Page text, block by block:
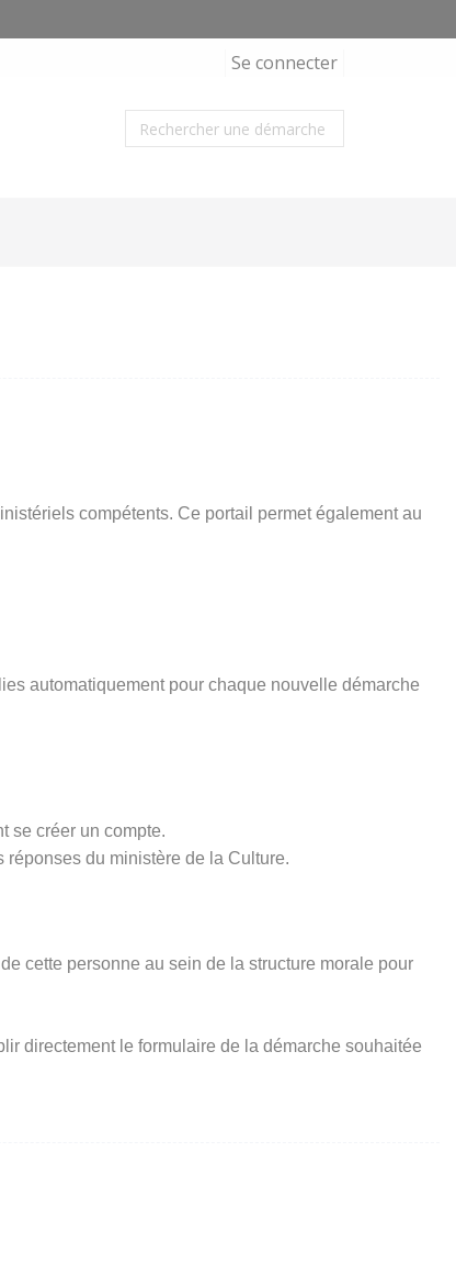
Se connecter
compétents. Ce portail permet également au
automatiquement pour chaque nouvelle démarche
se créer un compte.
réponses du ministère de la Culture.
cette personne au sein de la structure morale pour
directement le formulaire de la démarche souhaitée